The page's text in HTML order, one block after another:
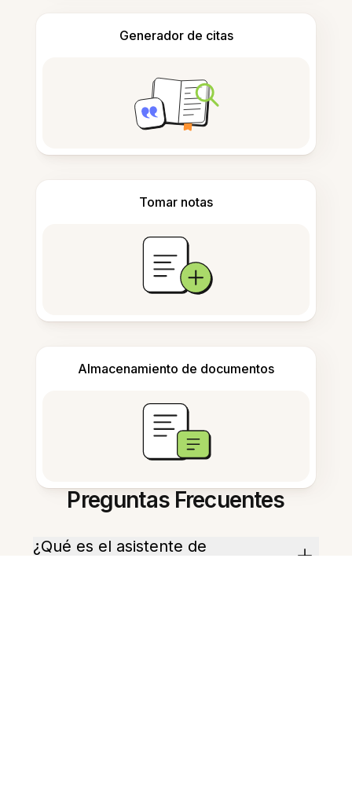
Generador de citas
Tomar notas
Almacenamiento de documentos
Preguntas Frecuentes
¿Qué es el asistente de